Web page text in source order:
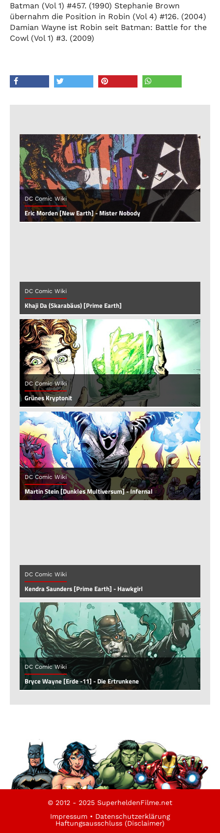
Batman (Vol 1) #457. (1990) Stephanie Brown
übernahm die Position in Robin (Vol 4) #126. (2004)
Damian Wayne ist Robin seit Batman: Battle for the
Cowl (Vol 1) #3. (2009)
DC Comic Wiki
Eric Morden [New Earth] - Mister Nobody
DC Comic Wiki
Khaji Da (Skarabäus) [Prime Earth]
DC Comic Wiki
Grünes Kryptonit
DC Comic Wiki
Martin Stein [Dunkles Multiversum] - Infernal
DC Comic Wiki
Kendra Saunders [Prime Earth] - Hawkgirl
DC Comic Wiki
Bryce Wayne [Erde -11] - Die Ertrunkene
© 2012 - 2025 SuperheldenFilme.net
Impressum • Datenschutzerklärung
Haftungsausschluss (Disclaimer)